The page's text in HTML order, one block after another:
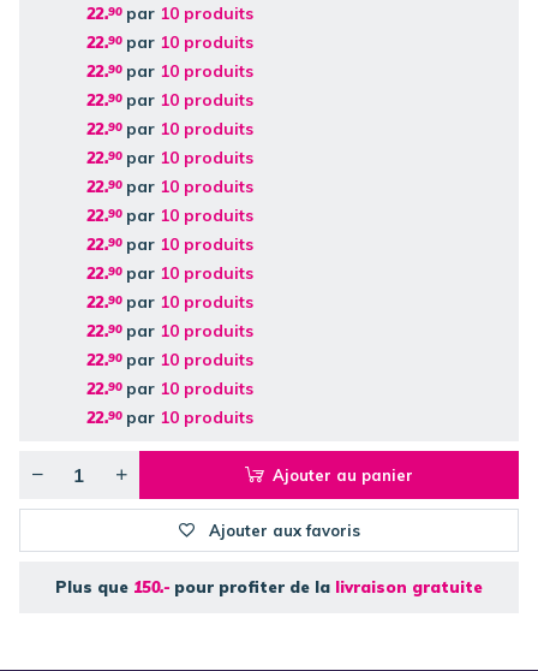
22.90 par 10 produits
22.90 par 10 produits
22.90 par 10 produits
22.90 par 10 produits
22.90 par 10 produits
22.90 par 10 produits
22.90 par 10 produits
22.90 par 10 produits
22.90 par 10 produits
22.90 par 10 produits
22.90 par 10 produits
22.90 par 10 produits
22.90 par 10 produits
22.90 par 10 produits
22.90 par 10 produits
Ajouter au panier
Ajouter aux favoris
Plus que 150.- pour profiter de la livraison gratuite